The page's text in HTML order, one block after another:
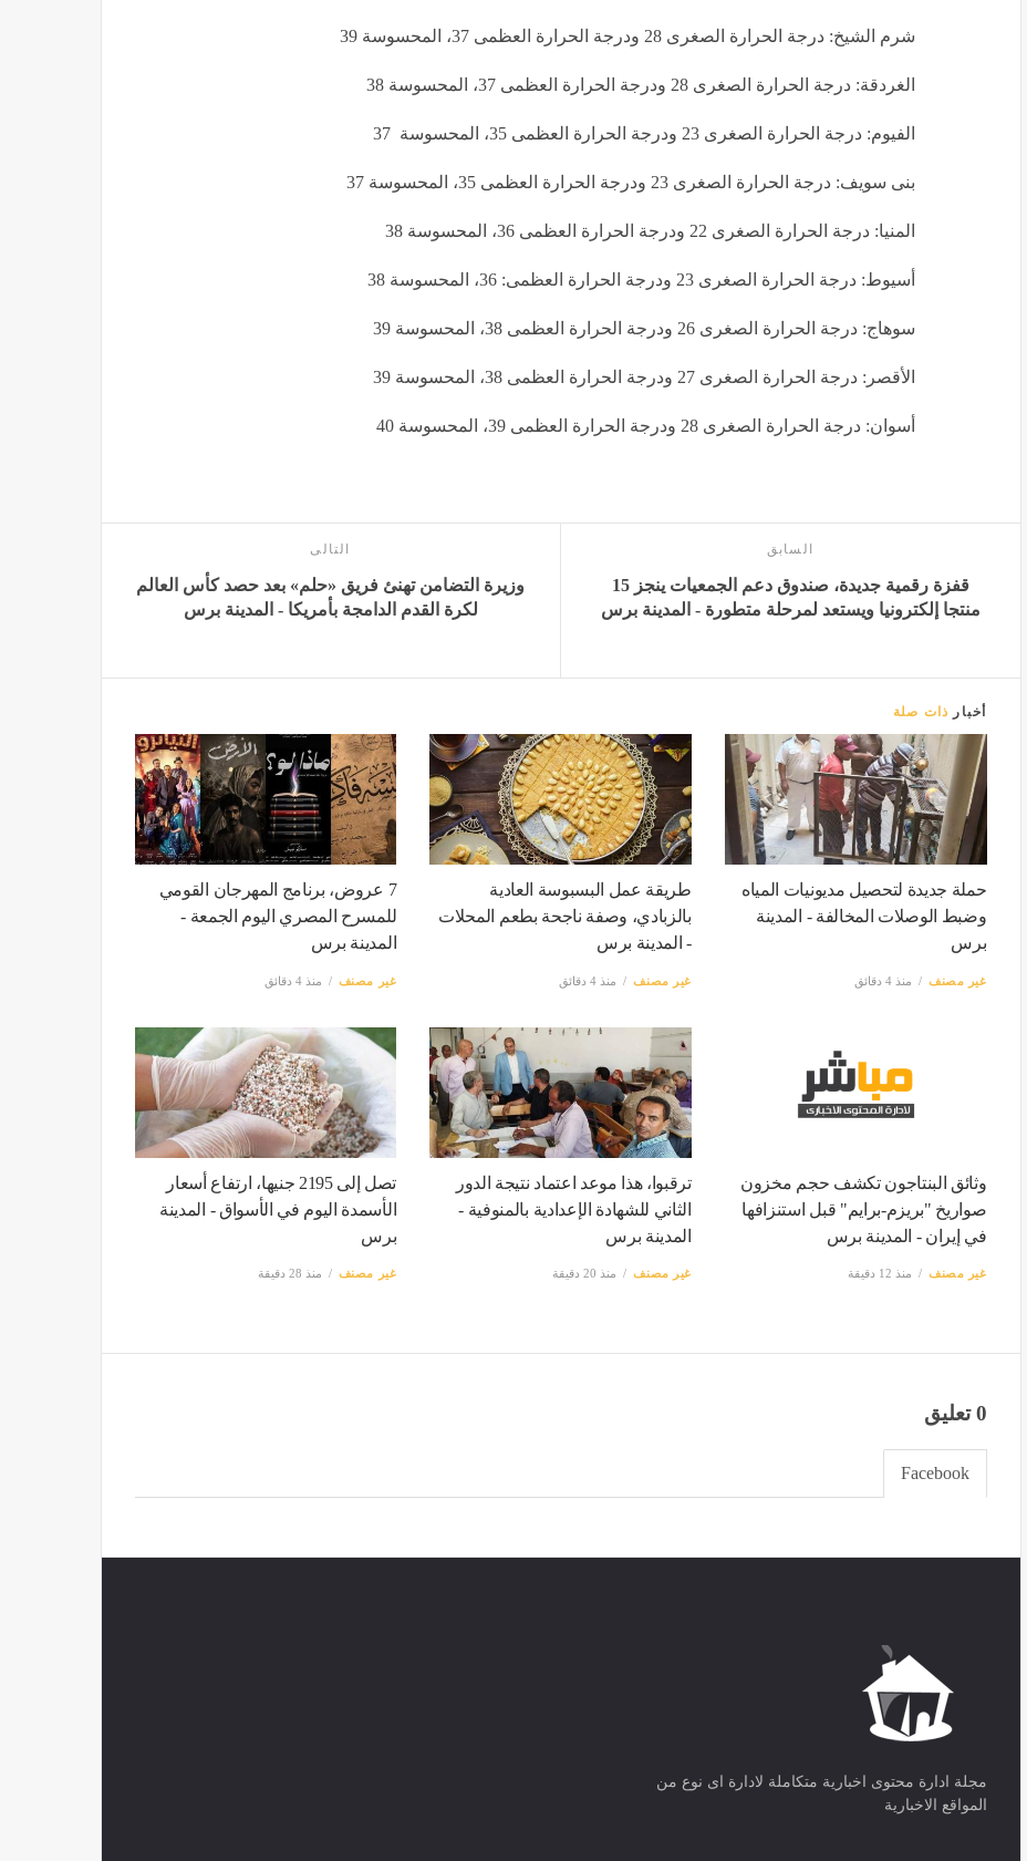
شرم الشيخ: درجة الحرارة الصغرى 28 ودرجة الحرارة العظمى 37، المحسوسة 39
الغردقة: درجة الحرارة الصغرى 28 ودرجة الحرارة العظمى 37، المحسوسة 38
الفيوم: درجة الحرارة الصغرى 23 ودرجة الحرارة العظمى 35، المحسوسة 37
بنى سويف: درجة الحرارة الصغرى 23 ودرجة الحرارة العظمى 35، المحسوسة 37
المنيا: درجة الحرارة الصغرى 22 ودرجة الحرارة العظمى 36، المحسوسة 38
أسيوط: درجة الحرارة الصغرى 23 ودرجة الحرارة العظمى: 36، المحسوسة 38
سوهاج: درجة الحرارة الصغرى 26 ودرجة الحرارة العظمى 38، المحسوسة 39
الأقصر: درجة الحرارة الصغرى 27 ودرجة الحرارة العظمى 38، المحسوسة 39
أسوان: درجة الحرارة الصغرى 28 ودرجة الحرارة العظمى 39، المحسوسة 40
السابق
قفزة رقمية جديدة، صندوق دعم الجمعيات ينجز 15
منتجا إلكترونيا ويستعد لمرحلة متطورة - المدينة برس
التالى
وزيرة التضامن تهنئ فريق «حلم» بعد حصد كأس العالم
لكرة القدم الدامجة بأمريكا - المدينة برس
أخبار ذات صلة
حملة جديدة لتحصيل مديونيات المياه
وضبط الوصلات المخالفة - المدينة
برس
غير مصنف منذ 4 دقائق
طريقة عمل البسبوسة العادية
بالزبادي، وصفة ناجحة بطعم المحلات
- المدينة برس
غير مصنف منذ 4 دقائق
7 عروض، برنامج المهرجان القومي
للمسرح المصري اليوم الجمعة -
المدينة برس
غير مصنف منذ 4 دقائق
وثائق البنتاجون تكشف حجم مخزون
صواريخ "بريزم-برايم" قبل استنزافها
في إيران - المدينة برس
غير مصنف منذ 12 دقيقة
ترقبوا، هذا موعد اعتماد نتيجة الدور
الثاني للشهادة الإعدادية بالمنوفية -
المدينة برس
غير مصنف منذ 20 دقيقة
تصل إلى 2195 جنيها، ارتفاع أسعار
الأسمدة اليوم في الأسواق - المدينة
برس
غير مصنف منذ 28 دقيقة
0 تعليق
Facebook
مجلة ادارة محتوى اخبارية متكاملة لادارة اى نوع من
المواقع الاخبارية